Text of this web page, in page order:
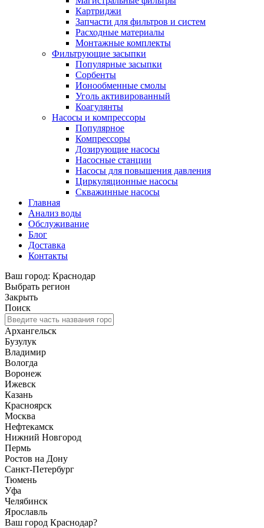
Картриджи
Запчасти для фильтров и систем
Расходные материалы
Монтажные комплекты
Фильтрующие засыпки
Популярные засыпки
Сорбенты
Ионообменные смолы
Уголь активированный
Коагулянты
Насосы и компрессоры
Популярное
Компрессоры
Дозирующие насосы
Насосные станции
Насосы для повышения давления
Циркуляционные насосы
Скважинные насосы
Главная
Анализ воды
Обслуживание
Блог
Доставка
Контакты
Ваш город: Краснодар
Выбрать регион
Закрыть
Поиск
Архангельск
Бузулук
Владимир
Вологда
Воронеж
Ижевск
Казань
Красноярск
Москва
Нефтекамск
Нижний Новгород
Пермь
Ростов на Дону
Санкт-Петербург
Тюмень
Уфа
Челябинск
Ярославль
Ваш город Краснодар?